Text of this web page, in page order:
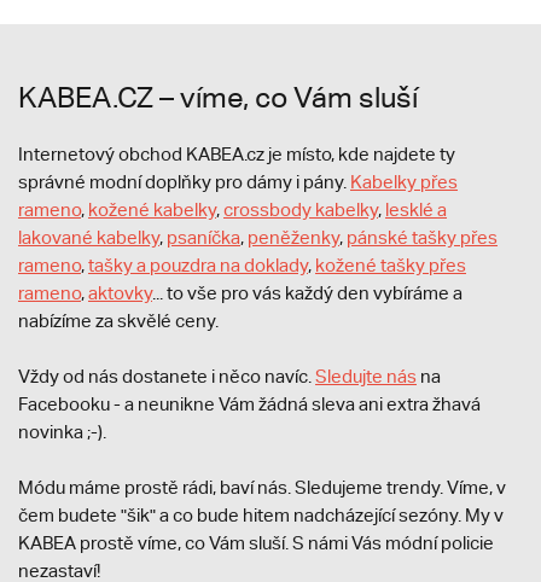
KABEA.CZ – víme, co Vám sluší
Internetový obchod KABEA.cz je místo, kde najdete ty
správné modní doplňky pro dámy i pány. Kabelky přes
rameno, kožené kabelky,crossbody kabelky, lesklé a
lakované kabelky, psaníčka, peněženky, pánské tašky přes
rameno,tašky a pouzdra na doklady, kožené tašky přes
rameno,aktovky... to vše pro vás každý den vybíráme a
nabízíme za skvělé ceny.
Vždy od nás dostanete i něco navíc. Sledujte nás na
Facebooku - a neunikne Vám žádná sleva ani extra žhavá
novinka ;-).
Módu máme prostě rádi, baví nás. Sledujeme trendy. Víme, v
čem budete "šik" a co bude hitem nadcházející sezóny. My v
KABEA prostě víme, co Vám sluší. S námi Vás módní policie
nezastaví!